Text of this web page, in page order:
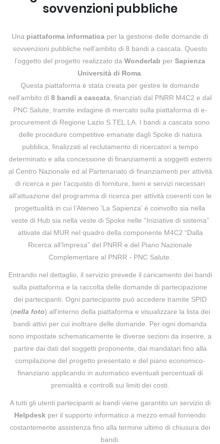
sovvenzioni pubbliche
Una piattaforma informatica per la gestione delle domande di
sovvenzioni pubbliche nell’ambito di 8 bandi a cascata. Questo
l’oggetto del progetto realizzato da Wonderlab per Sapienza
Università di Roma.
Questa piattaforma è stata creata per gestire le domande
nell’ambito di 8 bandi a cascata , finanziati dal PNRR M4C2 e dal
PNC Salute, tramite indagine di mercato sulla piattaforma di e-
procurement di Regione Lazio S.TEL.LA. I bandi a cascata sono
delle procedure competitive emanate dagli Spoke di natura
pubblica, finalizzati al reclutamento di ricercatori a tempo
determinato e alla concessione di finanziamenti a soggetti esterni
al Centro Nazionale ed al Partenariato di finanziamenti per attività
di ricerca e per l’acquisto di forniture, beni e servizi necessari
all’attuazione del programma di ricerca per attività coerenti con le
progettualità in cui l’Ateneo 'La Sapienza' è coinvolto sia nella
veste di Hub sia nella veste di Spoke nelle “Iniziative di sistema”
attivate dal MUR nel quadro della componente M4C2 “Dalla
Ricerca all’Impresa” del PNRR e del Piano Nazionale
Complementare al PNRR - PNC Salute.
Entrando nel dettaglio, il servizio prevede il caricamento dei bandi
sulla piattaforma e la raccolta delle domande di partecipazione
dei partecipanti. Ogni partecipante può accedere tramite SPID
(nella foto) all'interno della piattaforma e visualizzare la lista dei
bandi attivi per cui inoltrare delle domande. Per ogni domanda
sono impostate schematicamente le diverse sezioni da inserire, a
partire dai dati del soggetti proponente, dai mandatari fino alla
compilazione del progetto presentato e del piano economico-
finanziario applicando in automatico eventuali percentuali di
premialità e controlli sui limiti dei costi.
A tutti gli utenti partecipanti ai bandi viene garantito un servizio di
Helpdesk per il supporto informatico a mezzo email fornendo
costantemente assistenza fino alla termine ultimo di chiusura dei
bandi.